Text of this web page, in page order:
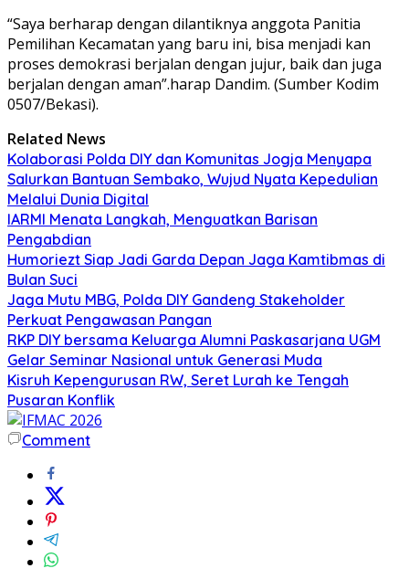
“Saya berharap dengan dilantiknya anggota Panitia
Pemilihan Kecamatan yang baru ini, bisa menjadi kan
proses demokrasi berjalan dengan jujur, baik dan juga
berjalan dengan aman”.harap Dandim. (Sumber Kodim
0507/Bekasi).
Related News
Kolaborasi Polda DIY dan Komunitas Jogja Menyapa
Salurkan Bantuan Sembako, Wujud Nyata Kepedulian
Melalui Dunia Digital
IARMI Menata Langkah, Menguatkan Barisan
Pengabdian
Humoriezt Siap Jadi Garda Depan Jaga Kamtibmas di
Bulan Suci
Jaga Mutu MBG, Polda DIY Gandeng Stakeholder
Perkuat Pengawasan Pangan
RKP DIY bersama Keluarga Alumni Paskasarjana UGM
Gelar Seminar Nasional untuk Generasi Muda
Kisruh Kepengurusan RW, Seret Lurah ke Tengah
Pusaran Konflik
Comment